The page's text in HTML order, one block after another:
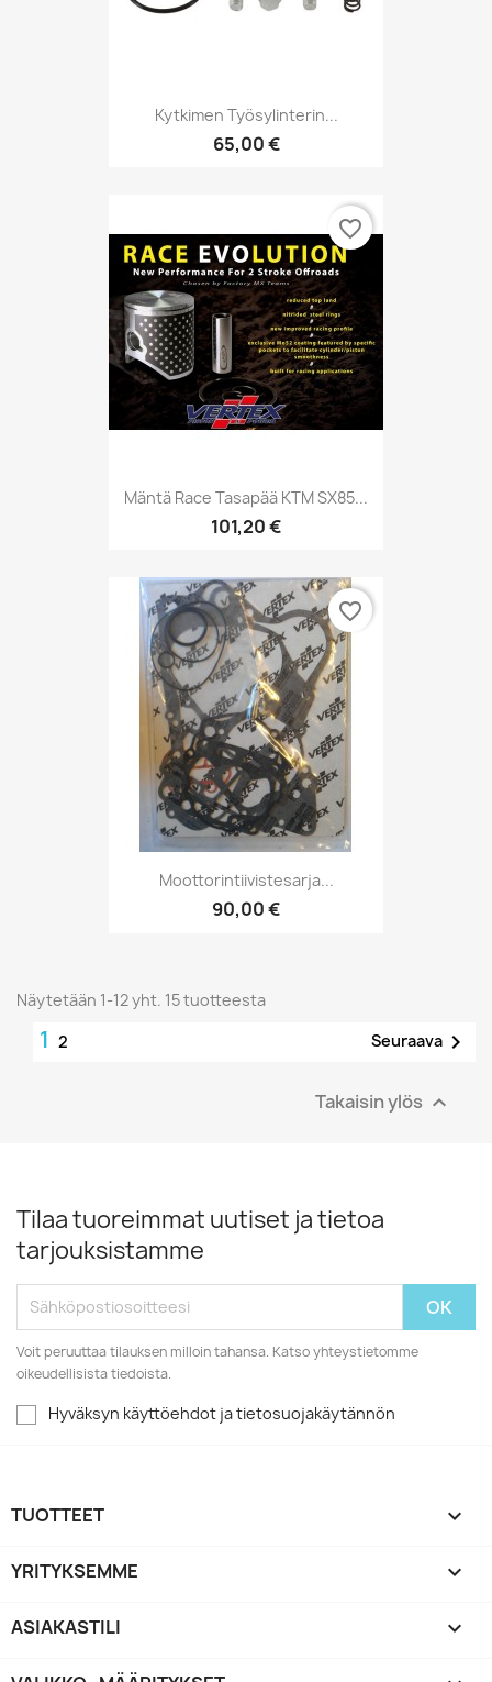
Kytkimen Työsylinterin...
65,00 €
Mäntä Race Tasapää KTM SX85...
101,20 €
favorite_border
Moottorintiivistesarja...
90,00 €
favorite_border
Näytetään 1-12 yht. 15 tuotteesta
1 2 Seuraava 
Takaisin ylös 
Tilaa tuoreimmat uutiset ja tietoa
tarjouksistamme
Voit peruuttaa tilauksen milloin tahansa. Katso yhteystietomme
oikeudellisista tiedoista.
Hyväksyn käyttöehdot ja tietosuojakäytännön
TUOTTEET 
YRITYKSEMME 
ASIAKASTILI 